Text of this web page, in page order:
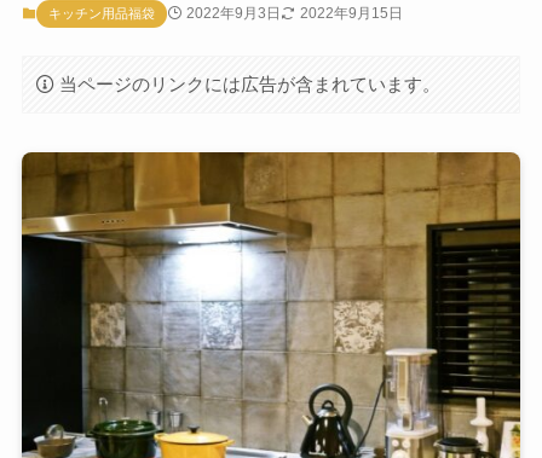
キッチン用品福袋 2022年9月3日 2022年9月15日
当ページのリンクには広告が含まれています。